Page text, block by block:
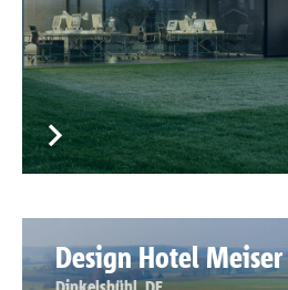
Design Hotel Meiser